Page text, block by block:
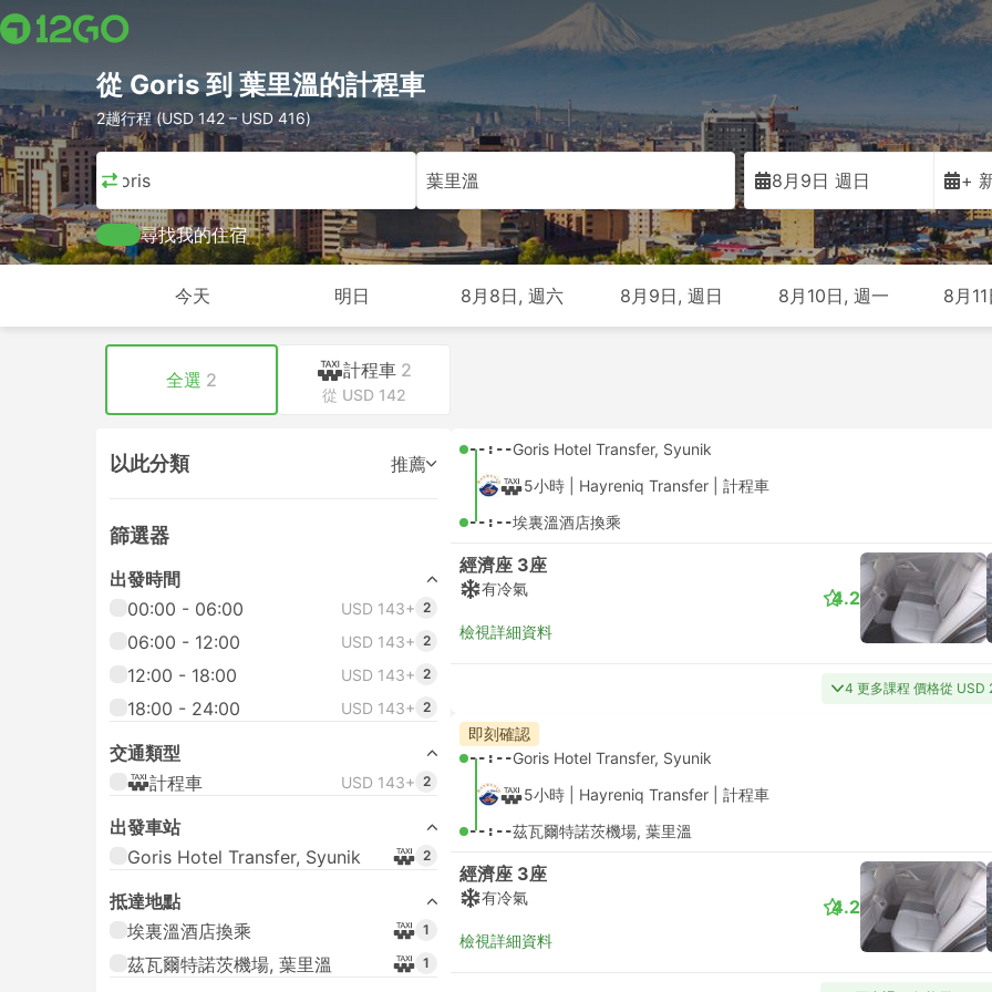
從 Goris 到 葉里溫的計程車
2趟行程 (USD 142 – USD 416)
Goris 葉里溫 8月9日 週日 +
尋找我的住宿
今天 明日 8月8日, 週六 8月9日, 週日 8月10日, 週一 8月
全選 2 計程車 2
從 USD 142
以此分類 推薦
篩選器
出發時間
00:00 - 06:00
USD 143+ 2
06:00 - 12:00 USD 143+ 2
12:00 - 18:00 USD 143+ 2
18:00 - 24:00 USD 143+ 2
交通類型
計程車
USD 143+ 2
出發車站
Goris Hotel Transfer, Syunik
2
抵達地點
埃裏溫酒店換乘
1
茲瓦爾特諾茨機場, 葉里溫 1
--:--Goris Hotel Transfer, Syunik
5小時 | Hayreniq Transfer 計程車
--:--埃裏溫酒店換乘
經濟座 3座
有冷氣
檢視詳細資料
4.2
4 更多課程 價格從 USD
即刻確認
--:--Goris Hotel Transfer, Syunik
5小時 | Hayreniq Transfer 計程車
--:--茲瓦爾特諾茨機場, 葉里溫
經濟座 3座
有冷氣
檢視詳細資料
4.2